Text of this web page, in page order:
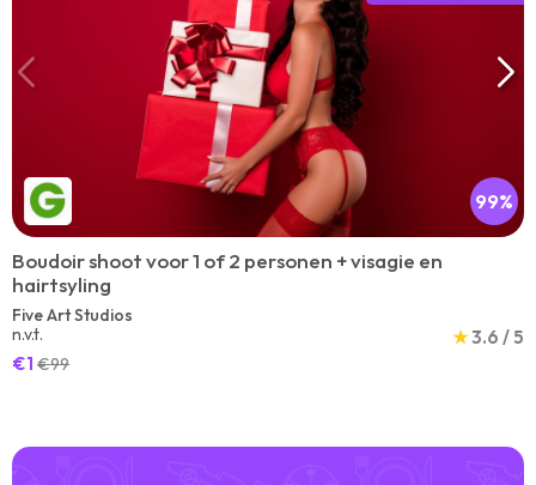
99%
Boudoir shoot voor 1 of 2 personen + visagie en
hairtsyling
Five Art Studios
n.v.t.
★3.6 / 5
€1 €99